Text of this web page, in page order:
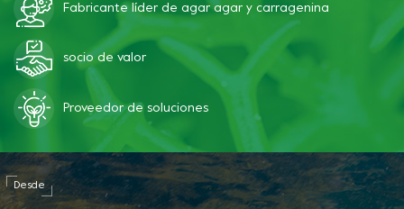
Fabricante líder de agar agar y carragenina
socio de valor
Proveedor de soluciones
Desde